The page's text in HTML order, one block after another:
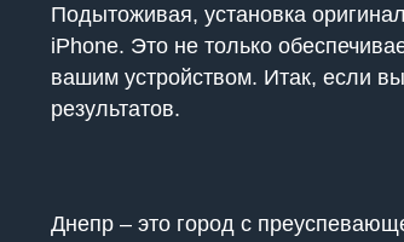
Подытоживая, установка
iPhone. Это не только
вашим устройством. Итак, если
результатов.
Днепр – это город с